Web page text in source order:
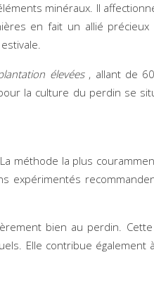
minéraux. Il
en fait un allié
élevées , allant de
la culture du perdin se
méthode la plus
expérimentés
bien au perdin.
Elle contribue